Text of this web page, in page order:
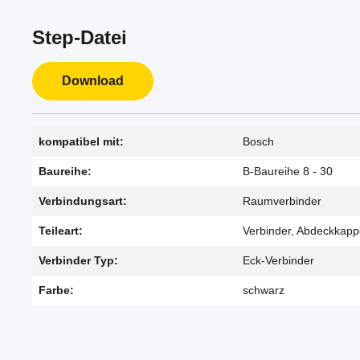
Step-Datei
Download
kompatibel mit: Bosch
Baureihe: B-Baureihe 8 - 30
Verbindungsart: Raumverbinder
Teileart: Verbinder,
Verbinder Typ: Eck-Verbinder
Farbe: schwarz